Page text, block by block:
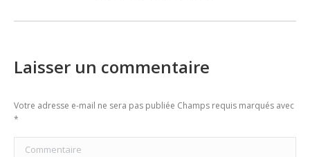
post:
Laisser un commentaire
Votre adresse e-mail ne sera pas publiée Champs requis marqués avec
*
Commentaire